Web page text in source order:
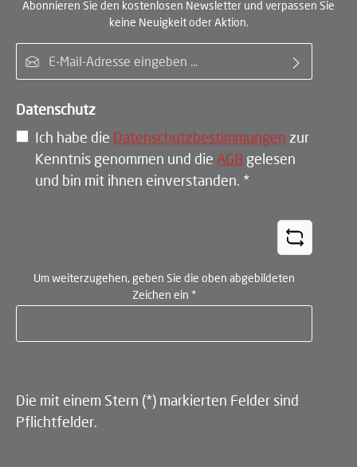
Abonnieren Sie den kostenlosen Newsletter und verpassen Sie
keine Neuigkeit oder Aktion.
Datenschutz
Ich habe die Datenschutzbestimmungen zur
Kenntnis genommen und die AGB gelesen
und bin mit ihnen einverstanden. *
Um weiterzugehen, geben Sie die oben abgebildeten
Zeichen ein *
Die mit einem Stern (*) markierten Felder sind
Pflichtfelder.